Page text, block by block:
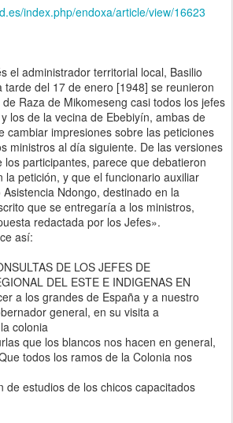
index.php/endoxa/article/view/16623
el administrador territorial local, Basilio
tarde del 17 de enero [1948] se reunieron
Raza de Mikomeseng casi todos los jefes
los de la vecina de Ebebiyín, ambas de
cambiar impresiones sobre las peticiones
ministros al día siguiente. De las versiones
participantes, parece que debatieron
la petición, y que el funcionario auxiliar
Ndongo, destinado en la
que se entregaría a los ministros,
redactada por los Jefes».
así:
DE LOS JEFES DE
DEL ESTE E INDIGENAS EN
a los grandes de España y a nuestro
general, en su visita a
colonia
que los blancos nos hacen en general,
todos los ramos de la Colonia nos
de estudios de los chicos capacitados